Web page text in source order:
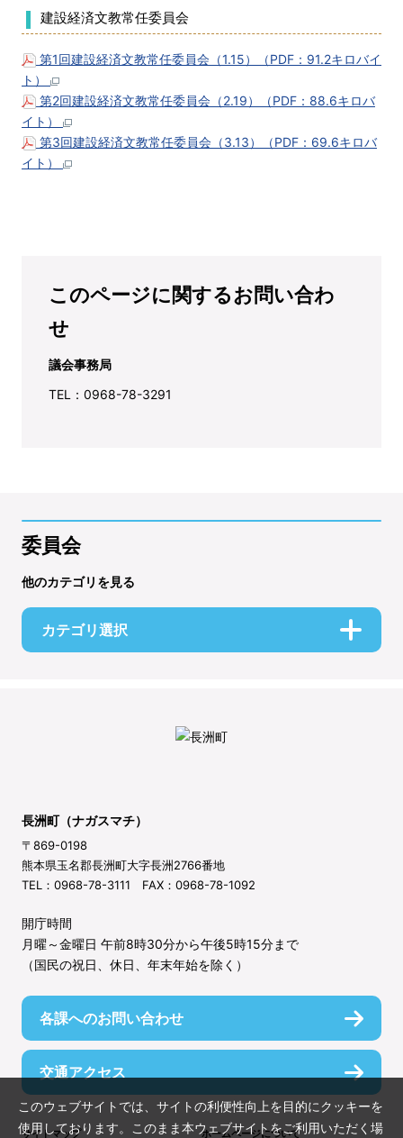
建設経済文教常任委員会
第1回建設経済文教常任委員会（1.15）（PDF：91.2キロバイ
ト）
第2回建設経済文教常任委員会（2.19）（PDF：88.6キロバ
イト）
第3回建設経済文教常任委員会（3.13）（PDF：69.6キロバ
イト）
このページに関するお問い合わ
せ
議会事務局
TEL：0968-78-3291
委員会
他のカテゴリを見る
カテゴリ選択
長洲町（ナガスマチ）
〒869-0198
熊本県玉名郡長洲町大字長洲2766番地
TEL：0968-78-3111 FAX：0968-78-1092
開庁時間
月曜～金曜日 午前8時30分から午後5時15分まで
（国民の祝日、休日、年末年始を除く）
各課へのお問い合わせ
交通アクセス
サイトマップ ホームページについて
このウェブサイトでは、サイトの利便性向上を目的にクッキーを
使用しております。このまま本ウェブサイトをご利用いただく場